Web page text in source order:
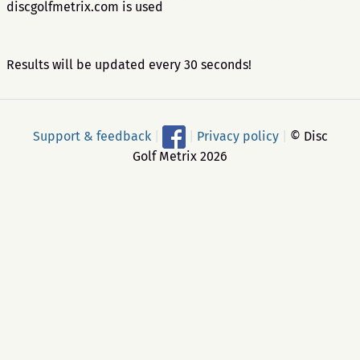
discgolfmetrix.com is used
Results will be updated every 30 seconds!
Support & feedback Privacy policy
© Disc
Golf Metrix 2026